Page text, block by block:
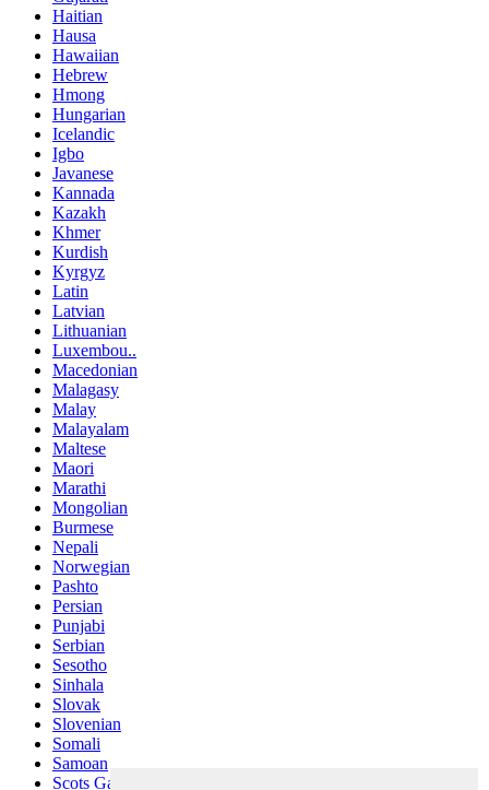
Haitian
Hausa
Hawaiian
Hebrew
Hmong
Hungarian
Icelandic
Igbo
Javanese
Kannada
Kazakh
Khmer
Kurdish
Kyrgyz
Latin
Latvian
Lithuanian
Luxembou..
Macedonian
Malagasy
Malay
Malayalam
Maltese
Maori
Marathi
Mongolian
Burmese
Nepali
Norwegian
Pashto
Persian
Punjabi
Serbian
Sesotho
Sinhala
Slovak
Slovenian
Somali
Samoan
Scots Gaelic